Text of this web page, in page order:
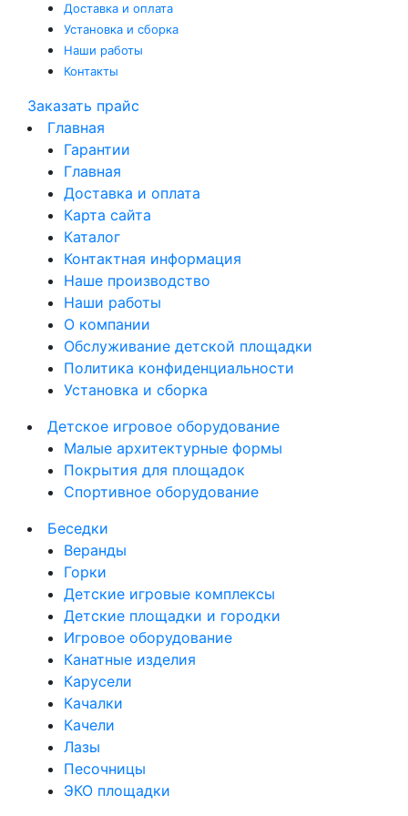
Доставка и оплата
Установка и сборка
Наши работы
Контакты
Заказать прайс
Главная
Гарантии
Главная
Доставка и оплата
Карта сайта
Каталог
Контактная информация
Наше производство
Наши работы
О компании
Обслуживание детской площадки
Политика конфиденциальности
Установка и сборка
Детское игровое оборудование
Малые архитектурные формы
Покрытия для площадок
Спортивное оборудование
Беседки
Веранды
Горки
Детские игровые комплексы
Детские площадки и городки
Игровое оборудование
Канатные изделия
Карусели
Качалки
Качели
Лазы
Песочницы
ЭКО площадки